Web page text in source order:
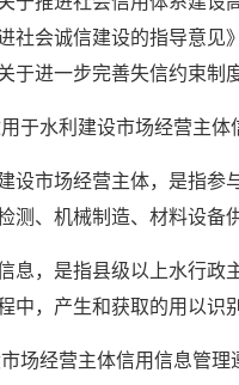
社会诚信建设的指导意见
于进一步完善失信约束
于水利建设市场经营主
设市场经营主体，是指参
测、机械制造、材料设备
息，是指县级以上水行政
中，产生和获取的用以
场经营主体信用信息管